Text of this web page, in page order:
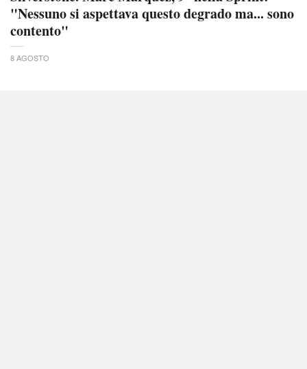
"Nessuno si aspettava questo degrado ma... sono
contento"
8 AGOSTO